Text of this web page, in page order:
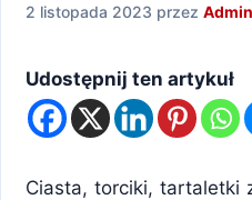
2 listopada 2023 przez Admin
Udostępnij ten artykuł
Ciasta, torciki, tartaletki